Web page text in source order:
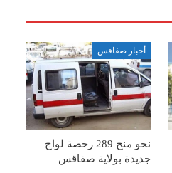
أخبار صفاقس
نحو منح 289 رخصة لواج
جديدة بولاية صفاقس